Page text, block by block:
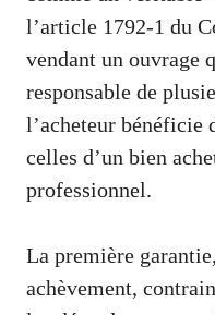
l’article 1792-1 du
vendant un ouvrage
responsable de
l’acheteur bénéficie
celles d’un bien
professionnel.
La première
achèvement,